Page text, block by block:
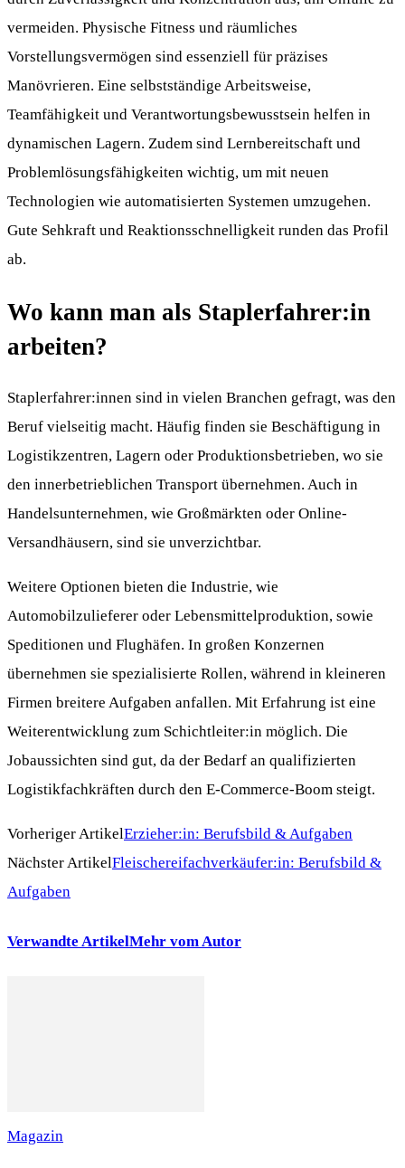
vermeiden. Physische Fitness und räumliches
Vorstellungsvermögen sind essenziell für präzises
Manövrieren. Eine selbstständige Arbeitsweise,
Teamfähigkeit und Verantwortungsbewusstsein helfen in
dynamischen Lagern. Zudem sind Lernbereitschaft und
Problemlösungsfähigkeiten wichtig, um mit neuen
Technologien wie automatisierten Systemen umzugehen.
Gute Sehkraft und Reaktionsschnelligkeit runden das Profil
ab.
Wo kann man als Staplerfahrer:in
arbeiten?
Staplerfahrer:innen sind in vielen Branchen gefragt, was den
Beruf vielseitig macht. Häufig finden sie Beschäftigung in
Logistikzentren, Lagern oder Produktionsbetrieben, wo sie
den innerbetrieblichen Transport übernehmen. Auch in
Handelsunternehmen, wie Großmärkten oder Online-
Versandhäusern, sind sie unverzichtbar.
Weitere Optionen bieten die Industrie, wie
Automobilzulieferer oder Lebensmittelproduktion, sowie
Speditionen und Flughäfen. In großen Konzernen
übernehmen sie spezialisierte Rollen, während in kleineren
Firmen breitere Aufgaben anfallen. Mit Erfahrung ist eine
Weiterentwicklung zum Schichtleiter:in möglich. Die
Jobaussichten sind gut, da der Bedarf an qualifizierten
Logistikfachkräften durch den E-Commerce-Boom steigt.
Vorheriger ArtikelErzieher:in: Berufsbild & Aufgaben
Nächster ArtikelFleischereifachverkäufer:in: Berufsbild &
Aufgaben
Verwandte ArtikelMehr vom Autor
Magazin